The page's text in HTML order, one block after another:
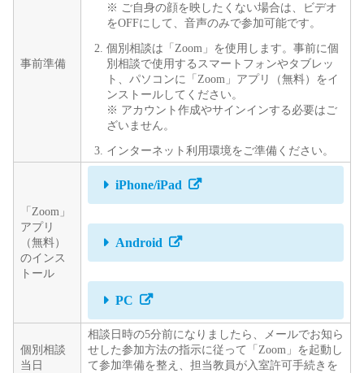
事前準備
※ ご自身の顔を映したくない場合は、ビデオ
をOFFにして、音声のみで参加可能です。
個別相談は「Zoom」を使用します。事前に個
別相談で使用するスマートフォンやタブレッ
ト、パソコンに「Zoom」アプリ（無料）をイ
ンストールしてください。
※ アカウント作成やサインインする必要はご
ざいません。
インターネット利用環境をご準備ください。
「Zoom」
アプリ
（無料）
のインス
トール
iPhone/iPad
Android
PC
個別相談
当日
相談日時の5分前になりましたら、メールでお知ら
せした参加方法の指示に従って「Zoom」を起動し
て参加準備を整え、担当教員が入室許可手続きを